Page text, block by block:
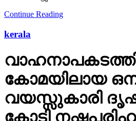
Continue Reading
kerala
കോമയിലായ
വയസ്സുകാരി
കോടി